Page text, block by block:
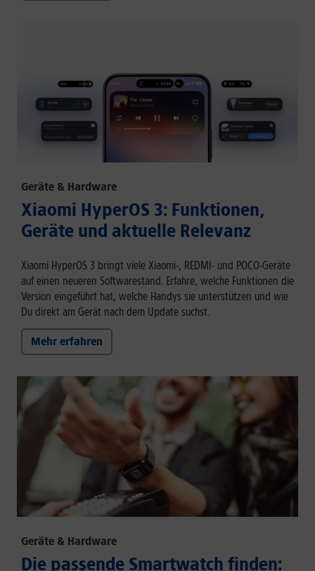
Geräte & Hardware
Xiaomi HyperOS 3: Funktionen,
Geräte und aktuelle Relevanz
Xiaomi HyperOS 3 bringt viele Xiaomi-, REDMI- und POCO-Geräte
auf einen neueren Softwarestand. Erfahre, welche Funktionen die
Version eingeführt hat, welche Handys sie unterstützen und wie
Du direkt am Gerät nach dem Update suchst.
Mehr erfahren
Geräte & Hardware
Die passende Smartwatch finden: